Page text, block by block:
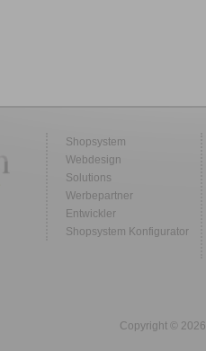
Shopsystem
Webdesign
Solutions
Werbepartner
Entwickler
Shopsystem Konfigurator
Copyright ©